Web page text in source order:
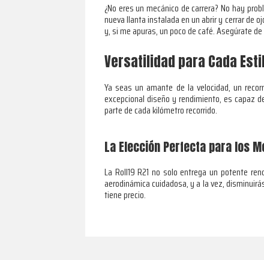
¿No eres un mecánico de carrera? No hay
nueva llanta instalada en un abrir y cerrar de
y, si me apuras, un poco de café. Asegúrate
Versatilidad para Cada
Ya seas un amante de la velocidad, un
excepcional diseño y rendimiento, es capaz
parte de cada kilómetro recorrido.
La Elección Perfecta para los
La Roll19 R21 no solo entrega un potente
aerodinámica cuidadosa, y a la vez,
tiene precio.